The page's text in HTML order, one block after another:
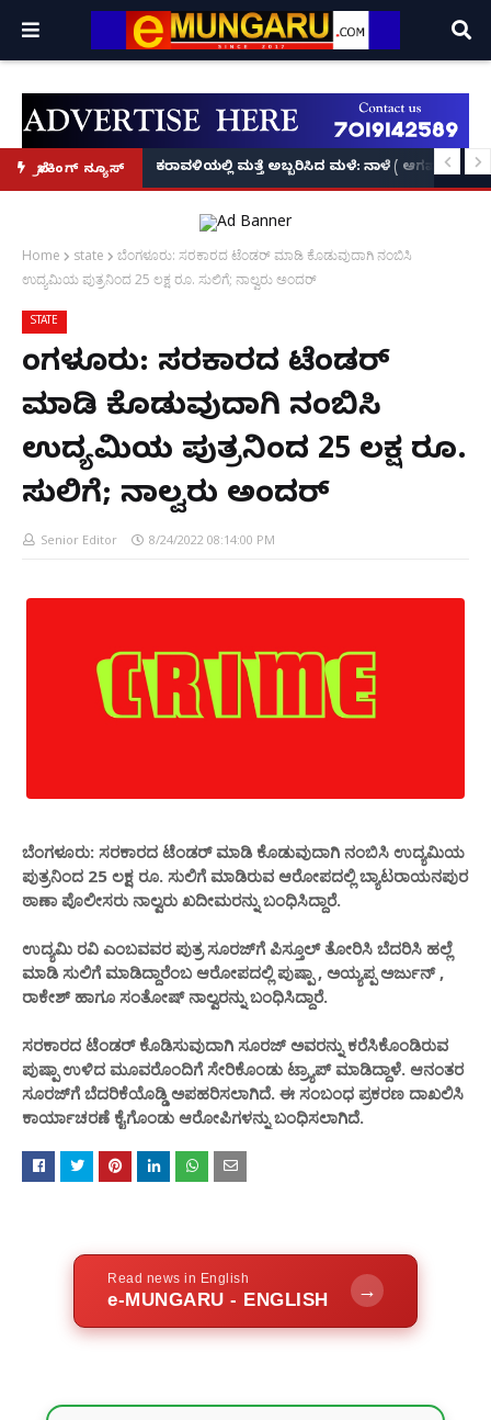
ಬ್ರೇಕಿಂಗ್ ನ್ಯೂಸ್‘ಭಕ್ತ ಪ್ರಹ್ಲಾದ’, ‘ಹೇ ರಾಮ್’!
ಕರಾವಳಿಯಲ್ಲಿ ಮತ್ತೆ ಅಬ್ಬರಿಸಿದ ಮಳೆ: ನಾಳೆ ( ಆಗಷ್ಟ್ 8)
Home state
ಬೆಂಗಳೂರು: ಸರಕಾರದ ಟೆಂಡರ್‌ ಮಾಡಿ ಕೊಡುವುದಾಗಿ ನಂಬಿಸಿ
ಉದ್ಯಮಿಯ ಪುತ್ರನಿಂದ 25 ಲಕ್ಷ ರೂ. ಸುಲಿಗೆ; ನಾಲ್ವರು ಅಂದರ್
STATE
ಬೆಂಗಳೂರು: ಸರಕಾರದ ಟೆಂಡರ್‌
ಮಾಡಿ ಕೊಡುವುದಾಗಿ ನಂಬಿಸಿ
ಉದ್ಯಮಿಯ ಪುತ್ರನಿಂದ 25 ಲಕ್ಷ ರೂ.
ಸುಲಿಗೆ; ನಾಲ್ವರು ಅಂದರ್
Senior Editor 8/24/2022 08:14:00 PM
ಬೆಂಗಳೂರು: ಸರಕಾರದ ಟೆಂಡರ್‌ ಮಾಡಿ ಕೊಡುವುದಾಗಿ ನಂಬಿಸಿ ಉದ್ಯಮಿಯ
ಪುತ್ರನಿಂದ 25 ಲಕ್ಷ ರೂ. ಸುಲಿಗೆ ಮಾಡಿರುವ ಆರೋಪದಲ್ಲಿ ಬ್ಯಾಟರಾಯನಪುರ
ಠಾಣಾ ಪೊಲೀಸರು ನಾಲ್ವರು ಖದೀಮರನ್ನು ಬಂಧಿಸಿದ್ದಾರೆ.
ಉದ್ಯಮಿ ರವಿ ಎಂಬವವರ ಪುತ್ರ ಸೂರಜ್‌ಗೆ ಪಿಸ್ತೂಲ್ ತೋರಿಸಿ ಬೆದರಿಸಿ ಹಲ್ಲೆ
ಮಾಡಿ ಸುಲಿಗೆ ಮಾಡಿದ್ದಾರೆಂಬ ಆರೋಪದಲ್ಲಿ ಪುಷ್ಪಾ , ಅಯ್ಯಪ್ಪ ಅರ್ಜುನ್ ,
ರಾಕೇಶ್ ಹಾಗೂ ಸಂತೋಷ್ ನಾಲ್ವರನ್ನು ಬಂಧಿಸಿದ್ದಾರೆ.
ಸರಕಾರದ ಟೆಂಡರ್ ಕೊಡಿಸುವುದಾಗಿ ಸೂರಜ್ ಅವರನ್ನು ಕರೆಸಿಕೊಂಡಿರುವ
ಪುಷ್ಪಾ ಉಳಿದ ಮೂವರೊಂದಿಗೆ ಸೇರಿಕೊಂಡು ಟ್ರ್ಯಾಪ್ ಮಾಡಿದ್ದಾಳೆ. ಆನಂತರ
ಸೂರಜ್‌ಗೆ ಬೆದರಿಕೆಯೊಡ್ಡಿ ಅಪಹರಿಸಲಾಗಿದೆ. ಈ ಸಂಬಂಧ ಪ್ರಕರಣ ದಾಖಲಿಸಿ
ಕಾರ್ಯಾಚರಣೆ ಕೈಗೊಂಡು ಆರೋಪಿಗಳನ್ನು ಬಂಧಿಸಲಾಗಿದೆ.
Read news in English
e-MUNGARU - ENGLISH →